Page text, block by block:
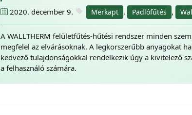
2020. december 9. Merkapt , Padlófűtés ,
A WALLTHERM felületfűtés-hűtési rendszer minden
megfelel az elvárásoknak. A legkorszerűbb anyagokat
kedvező tulajdonságokkal rendelkezik úgy a kivitelező
a felhasználó számára.